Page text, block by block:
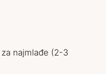
najmlađe (2-3